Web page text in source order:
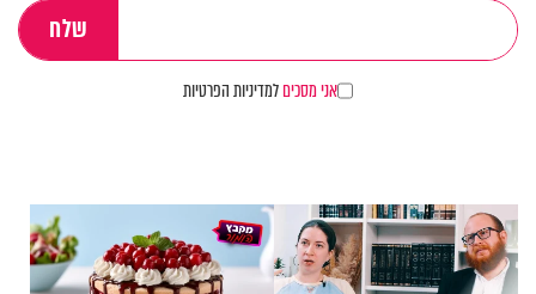
אני מסכיםלמדיניות הפרטיות